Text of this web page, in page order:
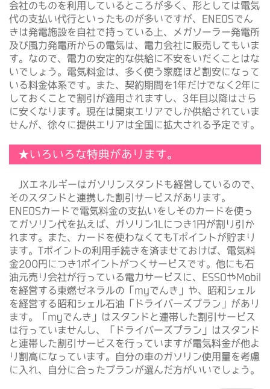
会社のものを利用しているところが多く、形としては電気
代の支払い代行といったものが多いですが、ENEOSでん
きは発電施設を自社で持っている上、メガソーラー発電所
及び風力発電所からの電気は、電力会社に販売してもいま
す。なので、電力の安定的な供給に不安をいだくことはな
いでしょう。電気料金は、多く使う家庭ほど割安になって
いる料金体系です。また、契約期間を1年だけでなく2年に
しておくことで割引が適用されますし、3年目以降はさら
に安くなります。現在は関東エリアでしか供給されていま
せんが、徐々に提供エリアは全国に拡大される予定です。
★いろいろな特典があります。
JXエネルギーはガソリンスタンドも経営しているので、
そのスタンドと連携した割引サービスがあります。
ENEOSカードで電気料金の支払いをしそのカードを使っ
てガソリン代を払えば、ガソリン1Lにつき1円が割り引か
れます。また、カードを使わなくてもTポイントが貯まり
ます。Tポイントの利用手続きを済ませておけば、電気料
金200円につき1ポイントがつくサービスです。他にも石
油元売り会社が行っている電力サービスに、ESSOやMobil
を経営する東燃ゼネラルの「myでんき」や、昭和シェル
を経営する昭和シェル石油「ドライバーズプラン」があり
ます。「myでんき」はスタンドと連帯した割引サービス
は行っていませんし、「ドライバーズプラン」はスタンド
と連帯した割引サービスを行っていますが電気料金が他よ
り割高になっています。自分の車のガソリン使用量を考慮
に入れ、自分に合ったプランが選んだ方がいいでしょう。